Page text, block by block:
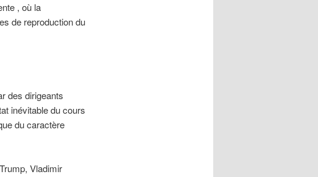
, où la
de reproduction du
des dirigeants
inévitable du cours
du caractère
Vladimir